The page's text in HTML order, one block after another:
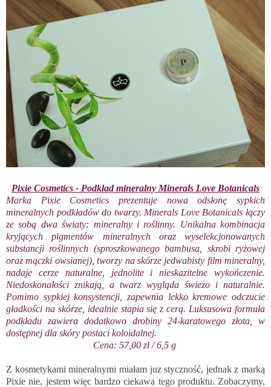
Pixie Cosmetics - Podkład mineralny Minerals Love Botanicals
Marka Pixie Cosmetics prezentuje nowa odsłonę sypkich
mineralnych podkładów do twarzy. Minerals Love Botanicals łączy
ze sobą dwa światy: mineralny i roślinny. Unikalna kombinacja
kryjących pigmentów mineralnych oraz wyselekcjonowanych
substancji roślinnych (sproszkowanego bambusa, skrobi ryżowej
oraz mączki owsianej), tworzy na skórze jedwabisty film mineralny,
nadaje cerze naturalne, jednolite i nieskazitelne wykończenie.
Niedoskonałości znikają, a twarz wygląda świeżo i naturalnie.
Pomimo sypkiej konsystencji, zapewnia lekko kremowe odczucie
gładkości na skórze, idealnie stapia się z cerą. Luksusowa formuła
podkładu zawiera dodatkowo drobiny 24-karatowego złota, w
dostępnej dla skóry postaci koloidalnej.
Cena: 57,00 zł / 6,5 g
Z kosmetykami mineralnymi miałam juz styczność, jednak z marką
Pixie nie, jestem więc bardzo ciekawa tego produktu. Zobaczymy,